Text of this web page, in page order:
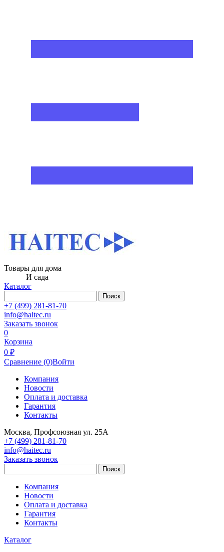
Товары для дома
И сада
Каталог
Поиск
+7 (499) 281-81-70
info@haitec.ru
Заказать звонок
0
Корзина
0 ₽
Сравнение (0)Войти
Компания
Новости
Оплата и доставка
Гарантия
Контакты
Москва, Профсоюзная ул. 25А
+7 (499) 281-81-70
info@haitec.ru
Заказать звонок
Поиск
Компания
Новости
Оплата и доставка
Гарантия
Контакты
Каталог